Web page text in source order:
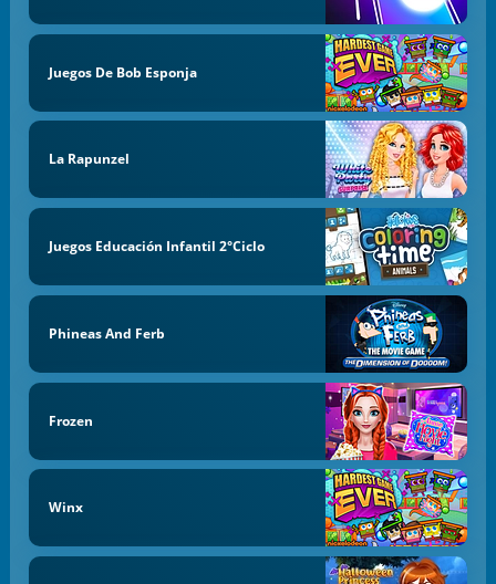
Juegos De Bob Esponja
La Rapunzel
Juegos Educación Infantil 2°Ciclo
Phineas And Ferb
Frozen
Winx